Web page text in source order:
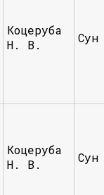
Коцеруба
Н. В.
Сун
Коцеруба
Н. В.
Сун